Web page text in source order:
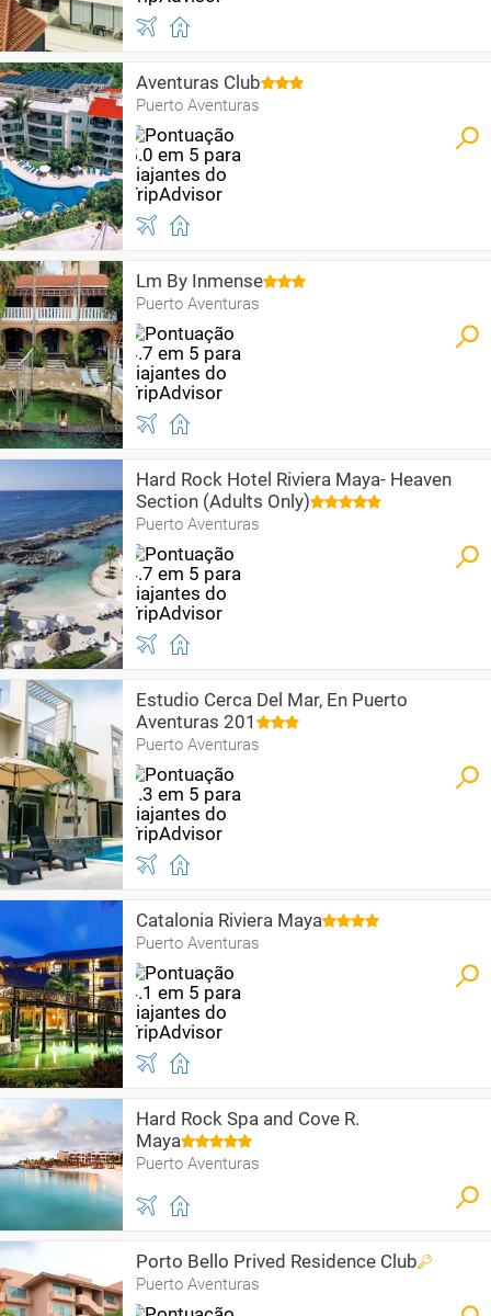
Aventuras Club
Puerto Aventuras
Lm By Inmense
Puerto Aventuras
Hard Rock Hotel Riviera Maya- Heaven
Section (Adults Only)
Puerto Aventuras
Estudio Cerca Del Mar, En Puerto
Aventuras 201
Puerto Aventuras
Catalonia Riviera Maya
Puerto Aventuras
Hard Rock Spa and Cove R.
Maya
Puerto Aventuras
Porto Bello Prived Residence Club
Puerto Aventuras